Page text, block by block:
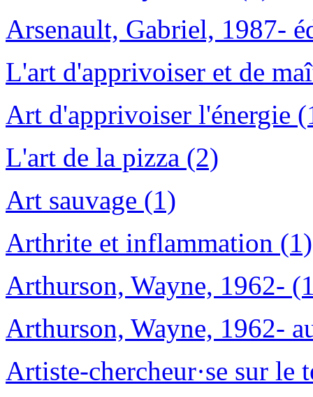
Arsenault, Gabriel, 1987-
L'art d'apprivoiser et de
Art d'apprivoiser l'énergie
L'art de la pizza (2)
Art sauvage (1)
Arthrite et inflammation (1)
Arthurson, Wayne, 1962-
Arthurson, Wayne, 1962-
Artiste-chercheur·se sur le